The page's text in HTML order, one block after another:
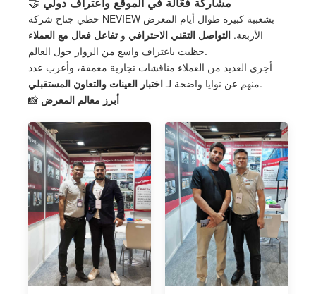
حظي جناح شركة NEVIEW بشعبية كبيرة طوال أيام المعرض
الأربعة. التواصل التقني الاحترافي و تفاعل فعال مع العملاء
حظيت باعتراف واسع من الزوار حول العالم.
أجرى العديد من العملاء مناقشات تجارية معمقة، وأعرب عدد
منهم عن نوايا واضحة لـاختبار العينات والتعاون المستقبلي
.
📸 أبرز معالم المعرض